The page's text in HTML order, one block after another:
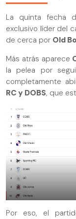
La quinta fecha
exclusivo líder del
de cerca por Old
Más atrás aparece
la pelea por
completamente
RC y DOBS, que
Por eso, el